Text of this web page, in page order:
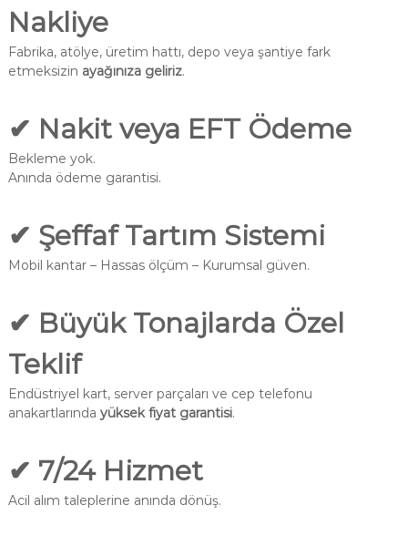
Nakliye
Fabrika, atölye, üretim hattı, depo veya şantiye fark
etmeksizin ayağınıza geliriz.
✔ Nakit veya EFT Ödeme
Bekleme yok.
Anında ödeme garantisi.
✔ Şeffaf Tartım Sistemi
Mobil kantar – Hassas ölçüm – Kurumsal güven.
✔ Büyük Tonajlarda Özel
Teklif
Endüstriyel kart, server parçaları ve cep telefonu
anakartlarında yüksek fiyat garantisi.
✔ 7/24 Hizmet
Acil alım taleplerine anında dönüş.